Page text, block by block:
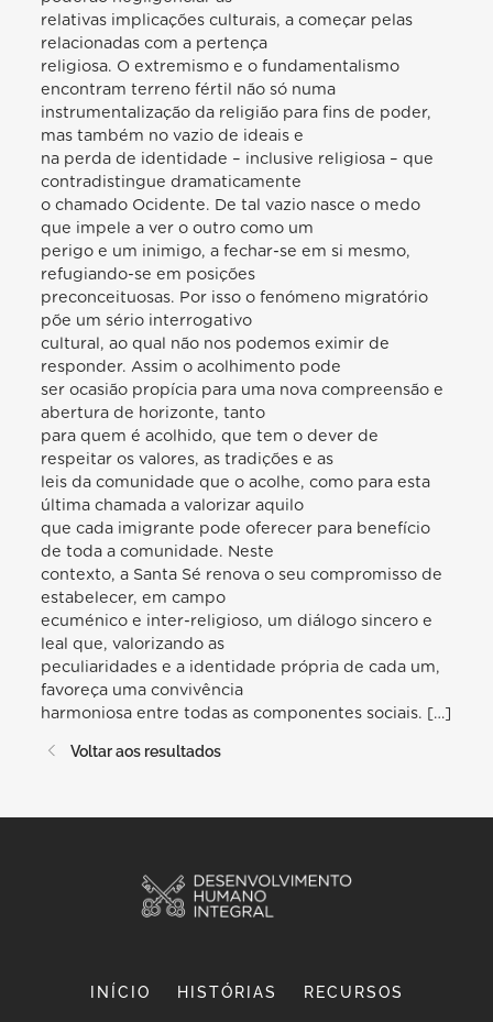
relativas implicações culturais, a começar pelas
relacionadas com a pertença
religiosa. O extremismo e o fundamentalismo
encontram terreno fértil não só numa
instrumentalização da religião para fins de poder,
mas também no vazio de ideais e
na perda de identidade – inclusive religiosa – que
contradistingue dramaticamente
o chamado Ocidente. De tal vazio nasce o medo
que impele a ver o outro como um
perigo e um inimigo, a fechar-se em si mesmo,
refugiando-se em posições
preconceituosas. Por isso o fenómeno migratório
põe um sério interrogativo
cultural, ao qual não nos podemos eximir de
responder. Assim o acolhimento pode
ser ocasião propícia para uma nova compreensão e
abertura de horizonte, tanto
para quem é acolhido, que tem o dever de
respeitar os valores, as tradições e as
leis da comunidade que o acolhe, como para esta
última chamada a valorizar aquilo
que cada imigrante pode oferecer para benefício
de toda a comunidade. Neste
contexto, a Santa Sé renova o seu compromisso de
estabelecer, em campo
ecuménico e inter-religioso, um diálogo sincero e
leal que, valorizando as
peculiaridades e a identidade própria de cada um,
favoreça uma convivência
harmoniosa entre todas as componentes sociais. […]
Voltar aos resultados
INÍCIO HISTÓRIAS RECURSOS